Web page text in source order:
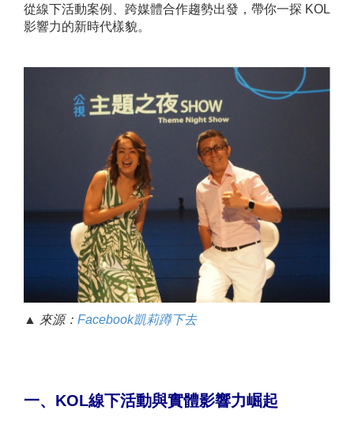
從線下活動案例、跨媒體合作趨勢出發，帶你一探 KOL
影響力的新時代樣貌。
▲ 來源： Facebook凱莉蹲下去
一、KOL線下活動與實體影響力崛起